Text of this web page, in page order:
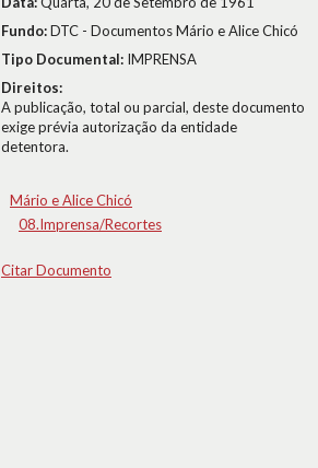
Fundo:DTC - Documentos Mário e Alice Chicó
Tipo Documental: IMPRENSA
Direitos:
A publicação, total ou parcial, deste documento
exige prévia autorização da entidade
detentora.
Mário e Alice Chicó
08.Imprensa/Recortes
Citar Documento